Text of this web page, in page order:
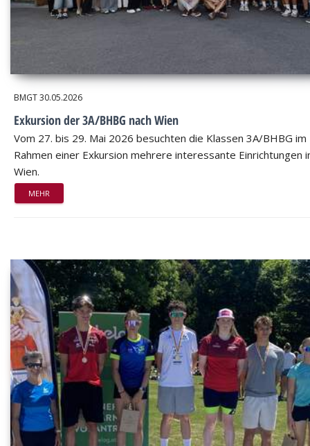
BMGT30.05.2026
Exkursion der 3A/BHBG nach Wien
Vom 27. bis 29. Mai 2026 besuchten die Klassen 3A/BHBG im
Rahmen einer Exkursion mehrere interessante Einrichtungen
Wien.
MEHR